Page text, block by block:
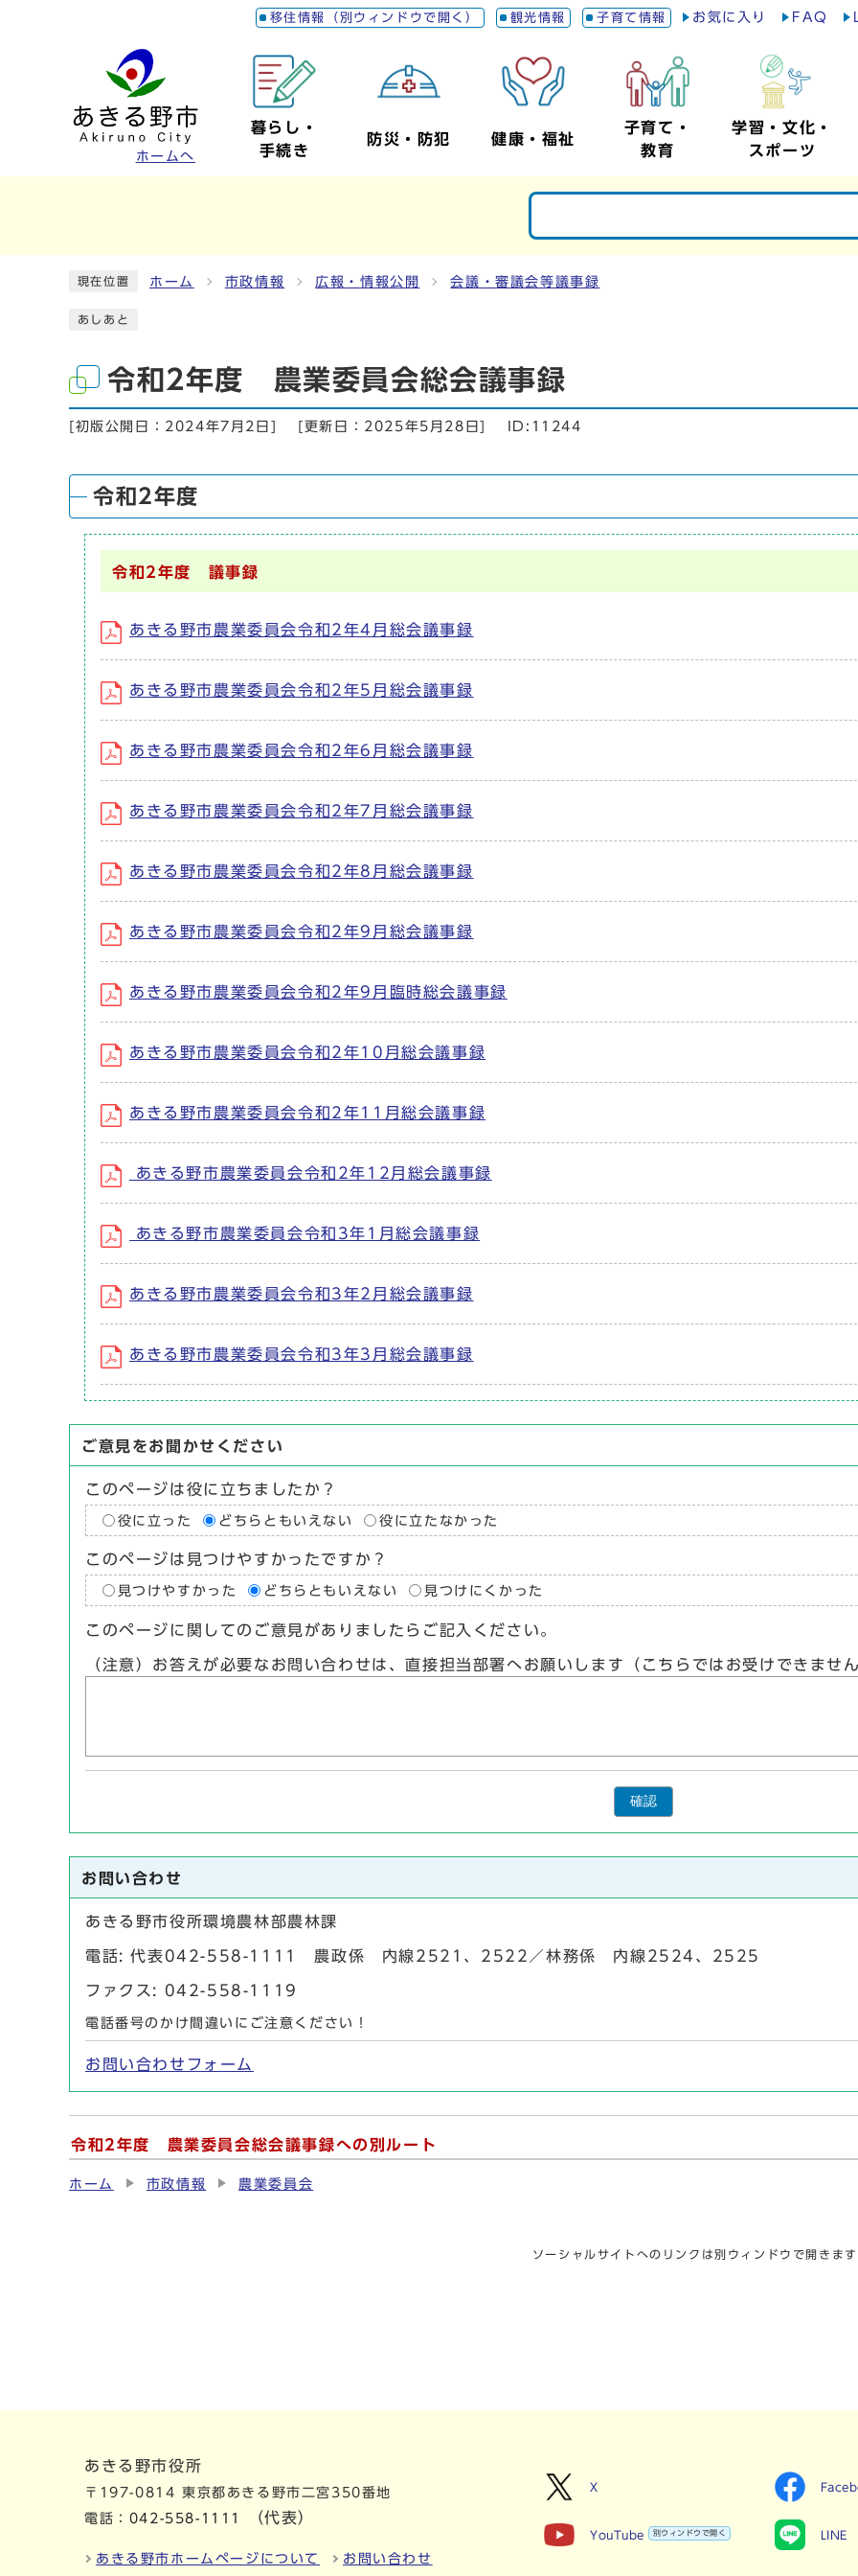
移住情報（別ウィンドウで開く） 観光情報 子育て情報 お気に入り FAQ
ホームへ
暮らし・
手続き
防災・防犯 健康・福祉
子育て・
教育
学習・文化・
スポーツ
現在位置 ホーム 市政情報 広報・情報公開 会議・審議会等議事録
あしあと
令和2年度 農業委員会総会議事録
[初版公開日： 2024年7月2日 ] [更新日： 2025年5月28日] ID:11244
令和2年度
令和2年度 議事録
あきる野市農業委員会令和2年4月総会議事録
あきる野市農業委員会令和2年5月総会議事録
あきる野市農業委員会令和2年6月総会議事録
あきる野市農業委員会令和2年7月総会議事録
あきる野市農業委員会令和2年8月総会議事録
あきる野市農業委員会令和2年9月総会議事録
あきる野市農業委員会令和2年9月臨時総会議事録
あきる野市農業委員会令和2年10月総会議事録
あきる野市農業委員会令和2年11月総会議事録
あきる野市農業委員会令和2年12月総会議事録
あきる野市農業委員会令和3年1月総会議事録
あきる野市農業委員会令和3年2月総会議事録
あきる野市農業委員会令和3年3月総会議事録
ご意見をお聞かせください
このページは役に立ちましたか？
役に立った どちらともいえない 役に立たなかった
このページは見つけやすかったですか？
見つけやすかった どちらともいえない 見つけにくかった
このページに関してのご意見がありましたらご記入ください。
（注意）お答えが必要なお問い合わせは、直接担当部署へお願いします（こちらではお受けできませ
確認
お問い合わせ
あきる野市役所環境農林部農林課
電話: 代表042-558-1111 農政係 内線2521、2522／林務係 内線2524、2525
ファクス: 042-558-1119
電話番号のかけ間違いにご注意ください！
お問い合わせフォーム
令和2年度 農業委員会総会議事録への別ルート
ホーム 市政情報 農業委員会
ソーシャルサイトへのリンクは別ウィンドウで開きます
あきる野市役所
〒197-0814 東京都あきる野市二宮350番地
電話： 042-558-1111 （代表）
あきる野市ホームページについて お問い合わせ
X
YouTube 別ウィンドウで開く LINE